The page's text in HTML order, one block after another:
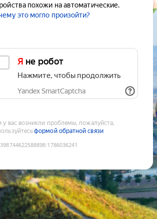
похожи на автоматические.
это могло произойти?
Я не робот
Нажмите, чтобы продолжить
Yandex SmartCaptcha
у вас возникли проблемы, пожалуйста,
формой обратной связи
:1786036241